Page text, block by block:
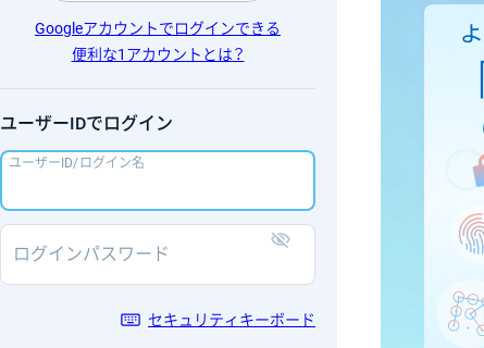
Googleアカウントでログインできる
便利な1アカウントとは？
ユーザーIDでログイン
ユーザーID/ログイン名
ログインパスワード
セキュリティキーボード